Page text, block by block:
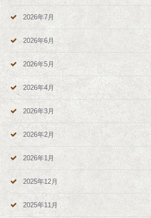
2026年7月
2026年6月
2026年5月
2026年4月
2026年3月
2026年2月
2026年1月
2025年12月
2025年11月